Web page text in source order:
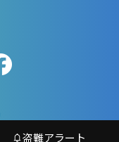
盗難アラート